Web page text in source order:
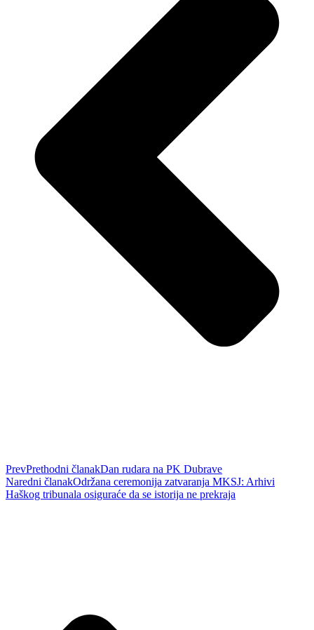
PrevPrethodni članakDan rudara na PK Dubrave
Naredni članakOdržana ceremonija zatvaranja MKSJ: Arhivi
Haškog tribunala osiguraće da se istorija ne prekraja